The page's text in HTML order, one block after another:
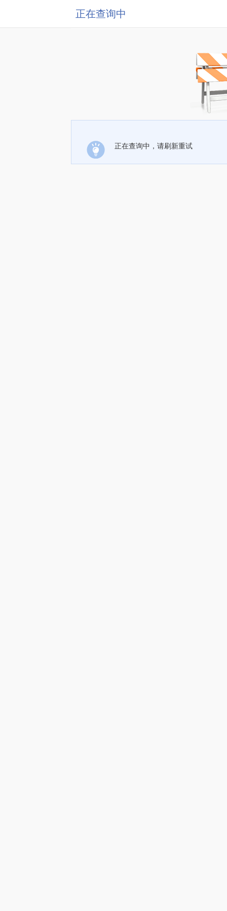
正在查询中
正在查询中，请刷新重试